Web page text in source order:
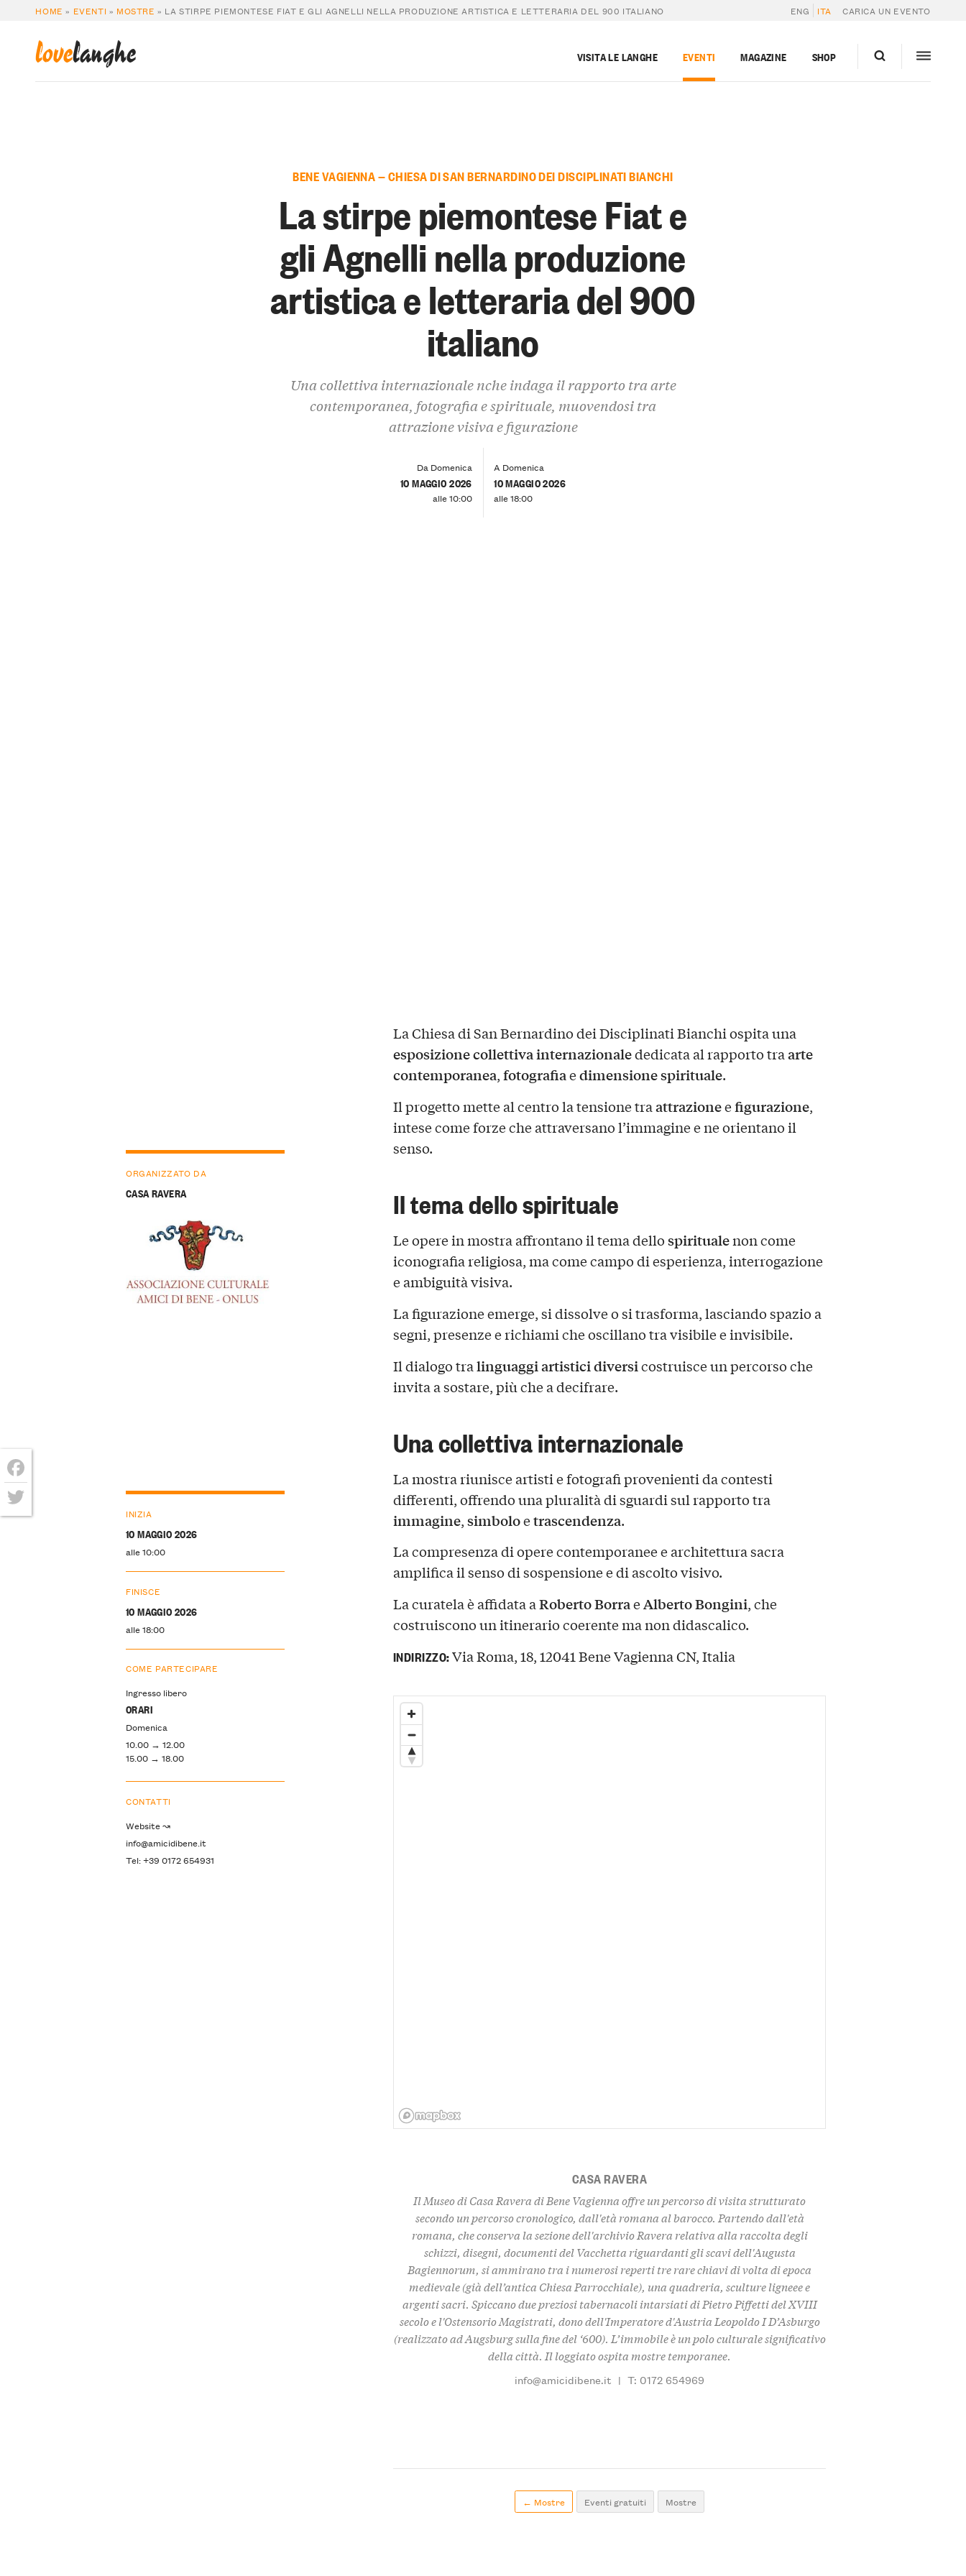
HOME » EVENTI » MOSTRE » LA STIRPE PIEMONTESE FIAT E GLI AGNELLI NELLA PRODUZIONE ARTISTICA E LETTERARIA DEL 900 ITALIANO ENG ITA CARICA UN EVENTO
lovelanghe VISITA LE LANGHE EVENTI MAGAZINE SHOP
BENE VAGIENNA — CHIESA DI SAN BERNARDINO DEI DISCIPLINATI BIANCHI
La stirpe piemontese Fiat e
gli Agnelli nella produzione
artistica e letteraria del 900
italiano
Una collettiva internazionale nche indaga il rapporto tra arte
contemporanea, fotografia e spirituale, muovendosi tra
attrazione visiva e figurazione
Da Domenica
10 MAGGIO 2026
alle 10:00
A Domenica
10 MAGGIO 2026
alle 18:00
La Chiesa di San Bernardino dei Disciplinati Bianchi ospita una
esposizione collettiva internazionalededicata al rapporto traarte
contemporanea,fotografiaedimensione spirituale.
Il progetto mette al centro la tensione traattrazioneefigurazione,
intese come forze che attraversano l’immagine e ne orientano il
senso.
Il tema dello spirituale
Le opere in mostra affrontano il tema dellospiritualenon come
iconografia religiosa, ma come campo di esperienza, interrogazione
e ambiguità visiva.
La figurazione emerge, si dissolve o si trasforma, lasciando spazio a
segni, presenze e richiami che oscillano tra visibile e invisibile.
Il dialogo tralinguaggi artistici diversicostruisce un percorso che
invita a sostare, più che a decifrare.
Una collettiva internazionale
La mostra riunisce artisti e fotografi provenienti da contesti
differenti, offrendo una pluralità di sguardi sul rapporto tra
immagine,simboloetrascendenza.
La compresenza di opere contemporanee e architettura sacra
amplifica il senso di sospensione e di ascolto visivo.
La curatela è affidata aRoberto BorraeAlberto Bongini, che
costruiscono un itinerario coerente ma non didascalico.
ORGANIZZATO DA
CASA RAVERA
INIZIA
10 MAGGIO 2026
alle 10:00
FINISCE
10 MAGGIO 2026
alle 18:00
COME PARTECIPARE
Ingresso libero
ORARI
Domenica
10.00 → 12.00
15.00 → 18.00
CONTATTI
Website ↝
info@amicidibene.it
Tel: +39 0172 654931
INDIRIZZO:Via Roma, 18, 12041 Bene Vagienna CN, Italia
CASA RAVERA
Il Museo di Casa Ravera di Bene Vagienna offre un percorso di visita strutturato
secondo un percorso cronologico, dall'età romana al barocco. Partendo dall'età
romana, che conserva la sezione dell'archivio Ravera relativa alla raccolta degli
schizzi, disegni, documenti del Vacchetta riguardanti gli scavi dell'Augusta
Bagiennorum, si ammirano tra i numerosi reperti tre rare chiavi di volta di epoca
medievale (già dell’antica Chiesa Parrocchiale), una quadreria, sculture ligneee e
argenti sacri. Spiccano due preziosi tabernacoli intarsiati di Pietro Piffetti del XVIII
secolo e l'Ostensorio Magistrati, dono dell'Imperatore d'Austria Leopoldo I D’Asburgo
(realizzato ad Augsburg sulla fine del ‘600). L’immobile è un polo culturale significativo
della città. Il loggiato ospita mostre temporanee.
info@amicidibene.it | T: 0172 654969
← Mostre Eventi gratuiti Mostre
Facebook
Twitter